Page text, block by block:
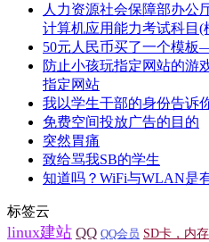
人力资源社会保障部办公
计算机应用能力考试科目(
50元人民币买了一个模
防止小孩玩指定网站的游
指定网站
我以学生干部的身份告诉
免费空间投放广告的目的
突然胃痛
致给骂我SB的学生
知道吗？WiFi与WLAN是
标签云
linux建站 QQ QQ会员 SD卡，内